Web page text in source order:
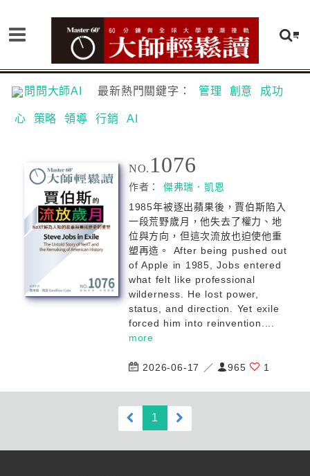
問問大師AI 最新熱門關鍵字： 管理 創意 成功
心 策略 領導 行銷 AI
NO. 1076
作者： 傑弗瑞．凱恩
1985年被逐出蘋果後，賈伯斯陷入
一段荒野歲月，他失去了權力、地
位與方向，但這次流放也迫使他重
塑再造。 After being pushed out
of Apple in 1985, Jobs entered
what felt like professional
wilderness. He lost power,
status, and direction. Yet exile
forced him into reinvention....
more
2026-06-17 ／ 965 1
1 (current)